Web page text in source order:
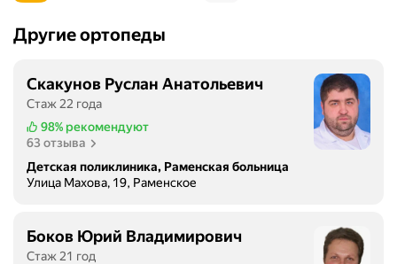
Другие ортопеды
Скакунов Руслан Анатольевич
Стаж 22 года
98% рекомендуют
63 отзыва
Детская поликлиника, Раменская больница
Улица Махова, 19, Раменское
Боков Юрий Владимирович
Стаж 21 год